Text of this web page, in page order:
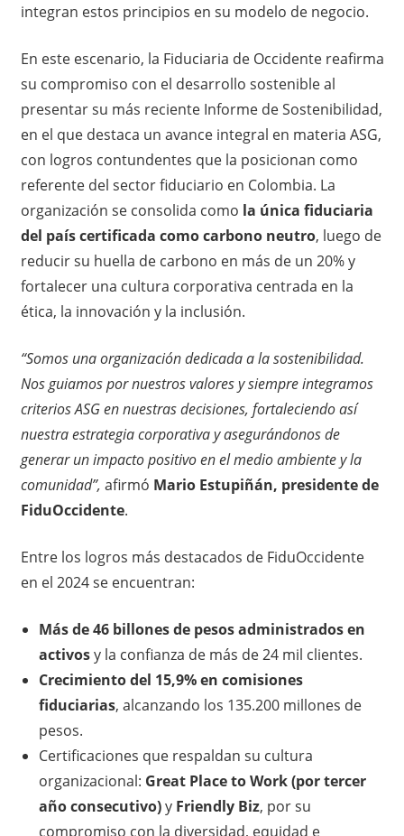
integran estos principios en su modelo de negocio.
En este escenario, la Fiduciaria de Occidente reafirma
su compromiso con el desarrollo sostenible al
presentar su más reciente Informe de Sostenibilidad,
en el que destaca un avance integral en materia ASG,
con logros contundentes que la posicionan como
referente del sector fiduciario en Colombia. La
organización se consolida como la única fiduciaria
del país certificada como carbono neutro, luego de
reducir su huella de carbono en más de un 20% y
fortalecer una cultura corporativa centrada en la
ética, la innovación y la inclusión.
“Somos una organización dedicada a la sostenibilidad.
Nos guiamos por nuestros valores y siempre integramos
criterios ASG en nuestras decisiones, fortaleciendo así
nuestra estrategia corporativa y asegurándonos de
generar un impacto positivo en el medio ambiente y la
comunidad”, afirmó Mario Estupiñán, presidente de
FiduOccidente.
Entre los logros más destacados de FiduOccidente
en el 2024 se encuentran:
Más de 46 billones de pesos administrados en
activosy la confianza de más de 24 mil clientes.
Crecimiento del 15,9% en comisiones
fiduciarias, alcanzando los 135.200 millones de
pesos.
Certificaciones que respaldan su cultura
organizacional: Great Place to Work (por tercer
año consecutivo)y Friendly Biz, por su
compromiso con la diversidad, equidad e